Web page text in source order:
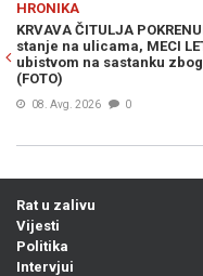
U SARAJEVU: Opsadno
STRANE - Drama počela
onda je uslijedio
Rat u zalivu
Vijesti
Politika
Intervjui